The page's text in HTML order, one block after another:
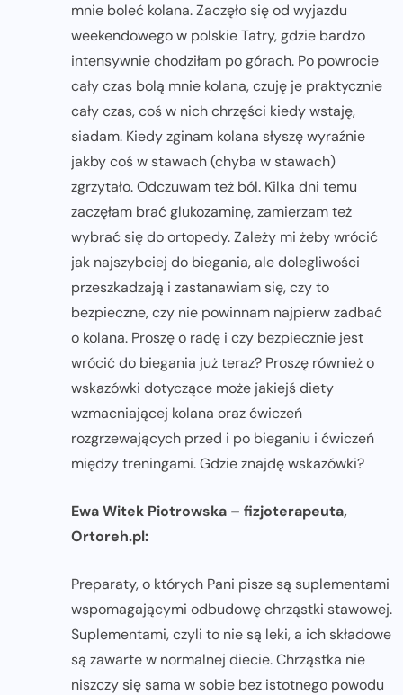
mnie boleć kolana. Zaczęło się od wyjazdu
weekendowego w polskie Tatry, gdzie bardzo
intensywnie chodziłam po górach. Po powrocie
cały czas bolą mnie kolana, czuję je praktycznie
cały czas, coś w nich chrzęści kiedy wstaję,
siadam. Kiedy zginam kolana słyszę wyraźnie
jakby coś w stawach (chyba w stawach)
zgrzytało. Odczuwam też ból. Kilka dni temu
zaczęłam brać glukozaminę, zamierzam też
wybrać się do ortopedy. Zależy mi żeby wrócić
jak najszybciej do biegania, ale dolegliwości
przeszkadzają i zastanawiam się, czy to
bezpieczne, czy nie powinnam najpierw zadbać
o kolana. Proszę o radę i czy bezpiecznie jest
wrócić do biegania już teraz? Proszę również o
wskazówki dotyczące może jakiejś diety
wzmacniającej kolana oraz ćwiczeń
rozgrzewających przed i po bieganiu i ćwiczeń
między treningami. Gdzie znajdę wskazówki?
Ewa Witek Piotrowska – fizjoterapeuta,
Ortoreh.pl:
Preparaty, o których Pani pisze są suplementami
wspomagającymi odbudowę chrząstki stawowej.
Suplementami, czyli to nie są leki, a ich składowe
są zawarte w normalnej diecie. Chrząstka nie
niszczy się sama w sobie bez istotnego powodu